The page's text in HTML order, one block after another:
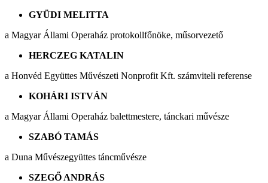
GYÜDI MELITTA
a Magyar Állami Operaház protokollfőnöke, műsorvezető
HERCZEG KATALIN
a Honvéd Együttes Művészeti Nonprofit Kft. számviteli referense
KOHÁRI ISTVÁN
a Magyar Állami Operaház balettmestere, tánckari művésze
SZABÓ TAMÁS
a Duna Művészegyüttes táncművésze
SZEGŐ ANDRÁS